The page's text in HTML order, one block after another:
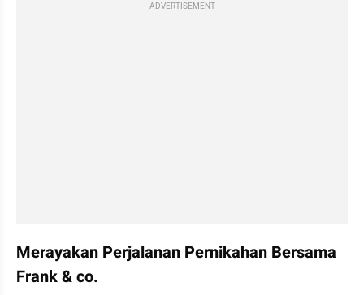
ADVERTISEMENT
Merayakan Perjalanan Pernikahan Bersama
Frank & co.